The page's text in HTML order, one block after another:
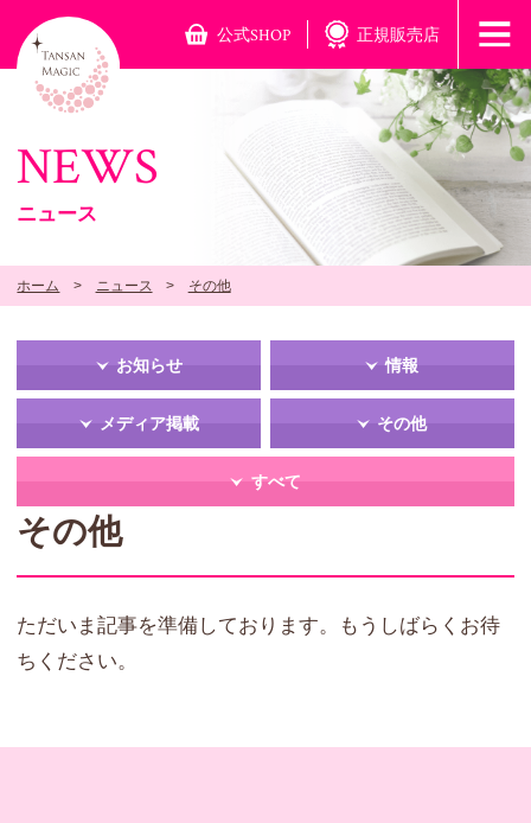
公式SHOP 正規販売店
NEWS
ニュース
ホーム ニュース その他
お知らせ 情報
メディア掲載 その他
すべて
その他
ただいま記事を準備しております。もうしばらくお待
ちください。